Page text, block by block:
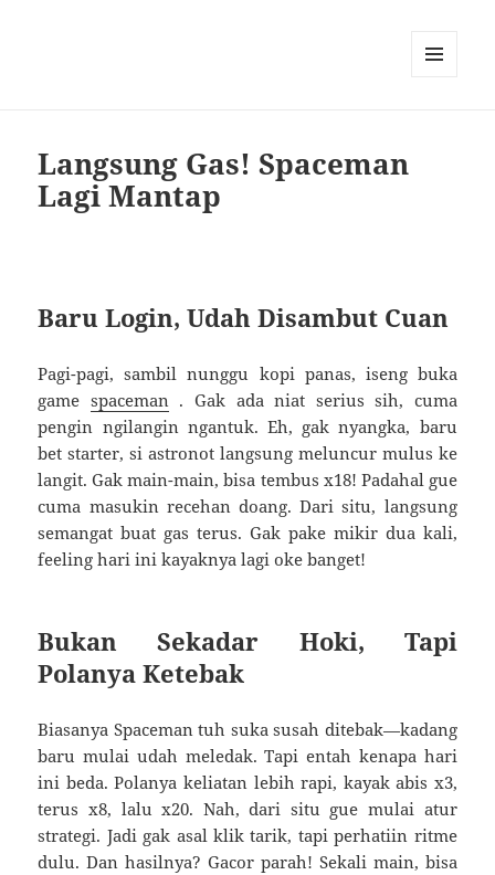
Langsung Gas! Spaceman
Lagi Mantap
Baru Login, Udah Disambut Cuan
Pagi-pagi, sambil nunggu kopi panas, iseng buka
game spaceman. Gak ada niat serius sih, cuma
pengin ngilangin ngantuk. Eh, gak nyangka, baru
bet starter, si astronot langsung meluncur mulus ke
langit. Gak main-main, bisa tembus x18! Padahal gue
cuma masukin recehan doang. Dari situ, langsung
semangat buat gas terus. Gak pake mikir dua kali,
feeling hari ini kayaknya lagi oke banget!
Bukan Sekadar Hoki, Tapi
Polanya Ketebak
Biasanya Spaceman tuh suka susah ditebak—kadang
baru mulai udah meledak. Tapi entah kenapa hari
ini beda. Polanya keliatan lebih rapi, kayak abis x3,
terus x8, lalu x20. Nah, dari situ gue mulai atur
strategi. Jadi gak asal klik tarik, tapi perhatiin ritme
dulu. Dan hasilnya? Gacor parah! Sekali main, bisa